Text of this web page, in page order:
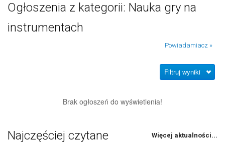
Ogłoszenia z kategorii: Nauka gry na
instrumentach
Powiadamiacz »
Filtruj wyniki
Brak ogłoszeń do wyświetlenia!
Najczęściej czytane Więcej aktualności...